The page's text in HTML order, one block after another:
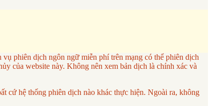
phiên dịch ngôn ngữ miễn phí trên mạng có thể phiên dịch
của website này. Không nên xem bản dịch là chính xác và
cứ hệ thống phiên dịch nào khác thực hiện. Ngoài ra, không